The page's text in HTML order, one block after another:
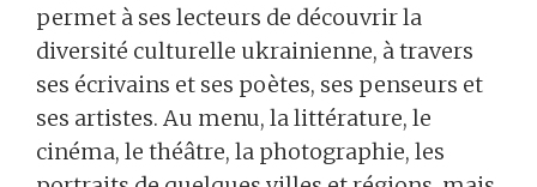
permet à ses lecteurs de découvrir la
diversité culturelle ukrainienne, à travers
ses écrivains et ses poètes, ses penseurs et
ses artistes. Au menu, la littérature, le
cinéma, le théâtre, la photographie, les